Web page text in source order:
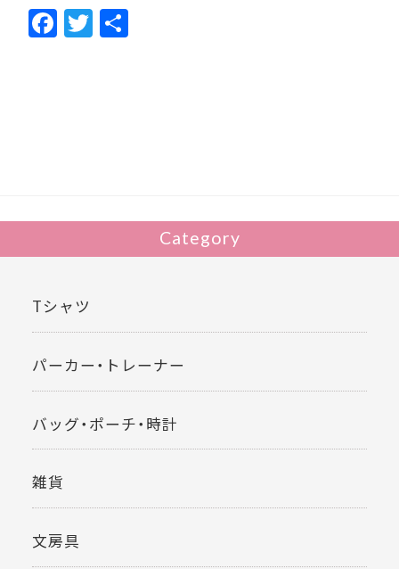
F
ac
T
w
Category
Tシャツ
パーカー・トレーナー
バッグ・ポーチ・時計
雑貨
文房具